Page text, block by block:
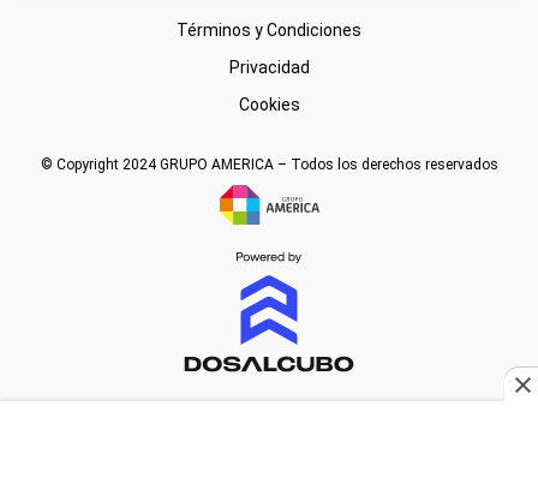
Términos y Condiciones
Privacidad
Cookies
© Copyright 2024 GRUPO AMERICA – Todos los derechos reservados